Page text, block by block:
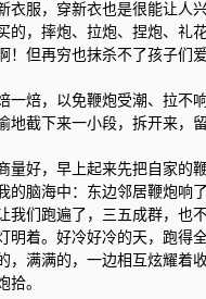
衣服，穿新衣也是很能让
的，摔炮、拉炮、捏炮、礼
！但再穷也抹杀不了孩子们
一焙，以免鞭炮受潮、拉不
地截下来一小段，拆开来，
量好，早上起来先把自家的
的脑海中：东边邻居鞭炮响
我们跑遍了，三五成群，也
明着。好冷好冷的天，跑得
，满满的，一边相互炫耀着
拾。